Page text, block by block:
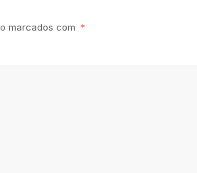
marcados com *